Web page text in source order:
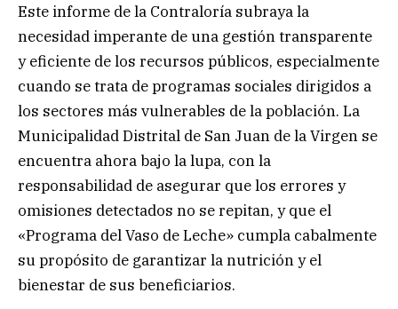
Este informe de la Contraloría subraya la
necesidad imperante de una gestión transparente
y eficiente de los recursos públicos, especialmente
cuando se trata de programas sociales dirigidos a
los sectores más vulnerables de la población. La
Municipalidad Distrital de San Juan de la Virgen se
encuentra ahora bajo la lupa, con la
responsabilidad de asegurar que los errores y
omisiones detectados no se repitan, y que el
«Programa del Vaso de Leche» cumpla cabalmente
su propósito de garantizar la nutrición y el
bienestar de sus beneficiarios.